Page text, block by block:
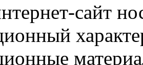
сайт